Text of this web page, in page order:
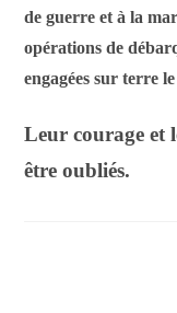
de guerre et à la
opérations de
engagées sur terre
Leur courage et
être oubliés.